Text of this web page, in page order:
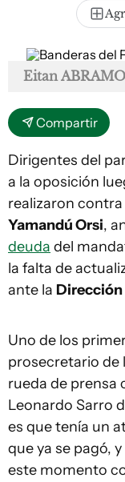
Eitan
Compartir
Dirigentes del
a la oposición
realizaron contra
Yamandú Orsi,
deuda del
la falta de
ante la Dirección
Uno de los
prosecretario de
rueda de prensa
Leonardo Sarro
es que tenía un
que ya se pagó,
este momento